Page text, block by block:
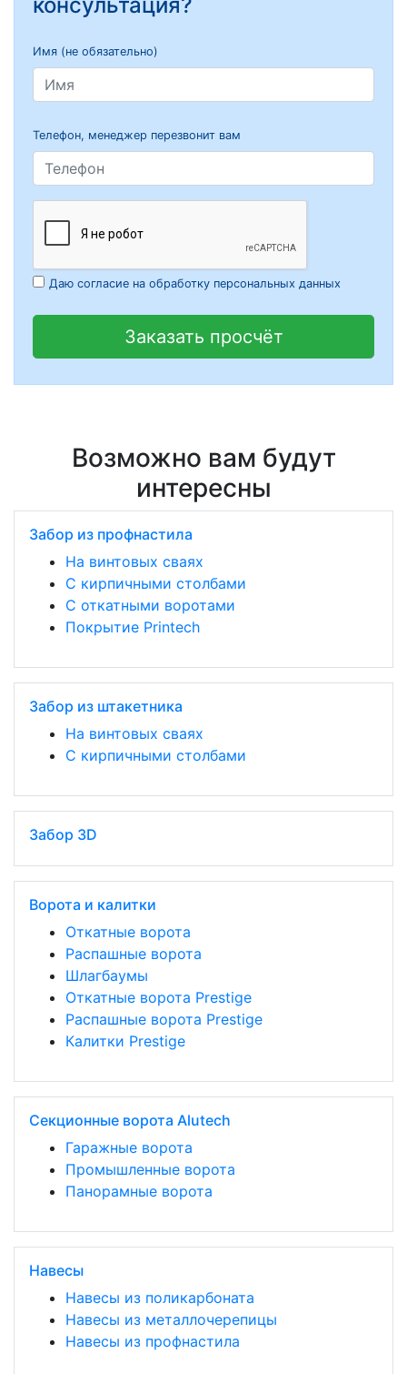
Имя (не обязательно)
Телефон, менеджер перезвонит вам
Даю согласие на обработку персональных данных
Заказать просчёт
Возможно вам будут
интересны
Забор из профнастила
На винтовых сваях
С кирпичными столбами
С откатными воротами
Покрытие Printech
Забор из штакетника
На винтовых сваях
С кирпичными столбами
Забор 3D
Ворота и калитки
Откатные ворота
Распашные ворота
Шлагбаумы
Откатные ворота Prestige
Распашные ворота Prestige
Калитки Prestige
Секционные ворота Alutech
Гаражные ворота
Промышленные ворота
Панорамные ворота
Навесы
Навесы из поликарбоната
Навесы из металлочерепицы
Навесы из профнастила